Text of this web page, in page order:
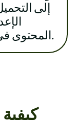
إلى
المحتوى في الموعد المحدد، في كل مرة.